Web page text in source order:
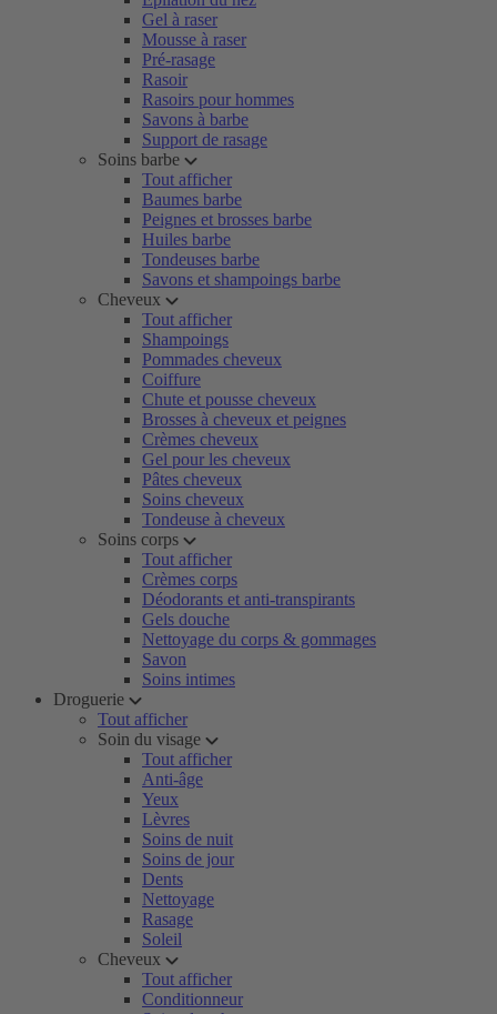
Gel à raser
Mousse à raser
Pré-rasage
Rasoir
Rasoirs pour hommes
Savons à barbe
Support de rasage
Soins barbe
Tout afficher
Baumes barbe
Peignes et brosses barbe
Huiles barbe
Tondeuses barbe
Savons et shampoings barbe
Cheveux
Tout afficher
Shampoings
Pommades cheveux
Coiffure
Chute et pousse cheveux
Brosses à cheveux et peignes
Crèmes cheveux
Gel pour les cheveux
Pâtes cheveux
Soins cheveux
Tondeuse à cheveux
Soins corps
Tout afficher
Crèmes corps
Déodorants et anti-transpirants
Gels douche
Nettoyage du corps & gommages
Savon
Soins intimes
Droguerie
Tout afficher
Soin du visage
Tout afficher
Anti-âge
Yeux
Lèvres
Soins de nuit
Soins de jour
Dents
Nettoyage
Rasage
Soleil
Cheveux
Tout afficher
Conditionneur